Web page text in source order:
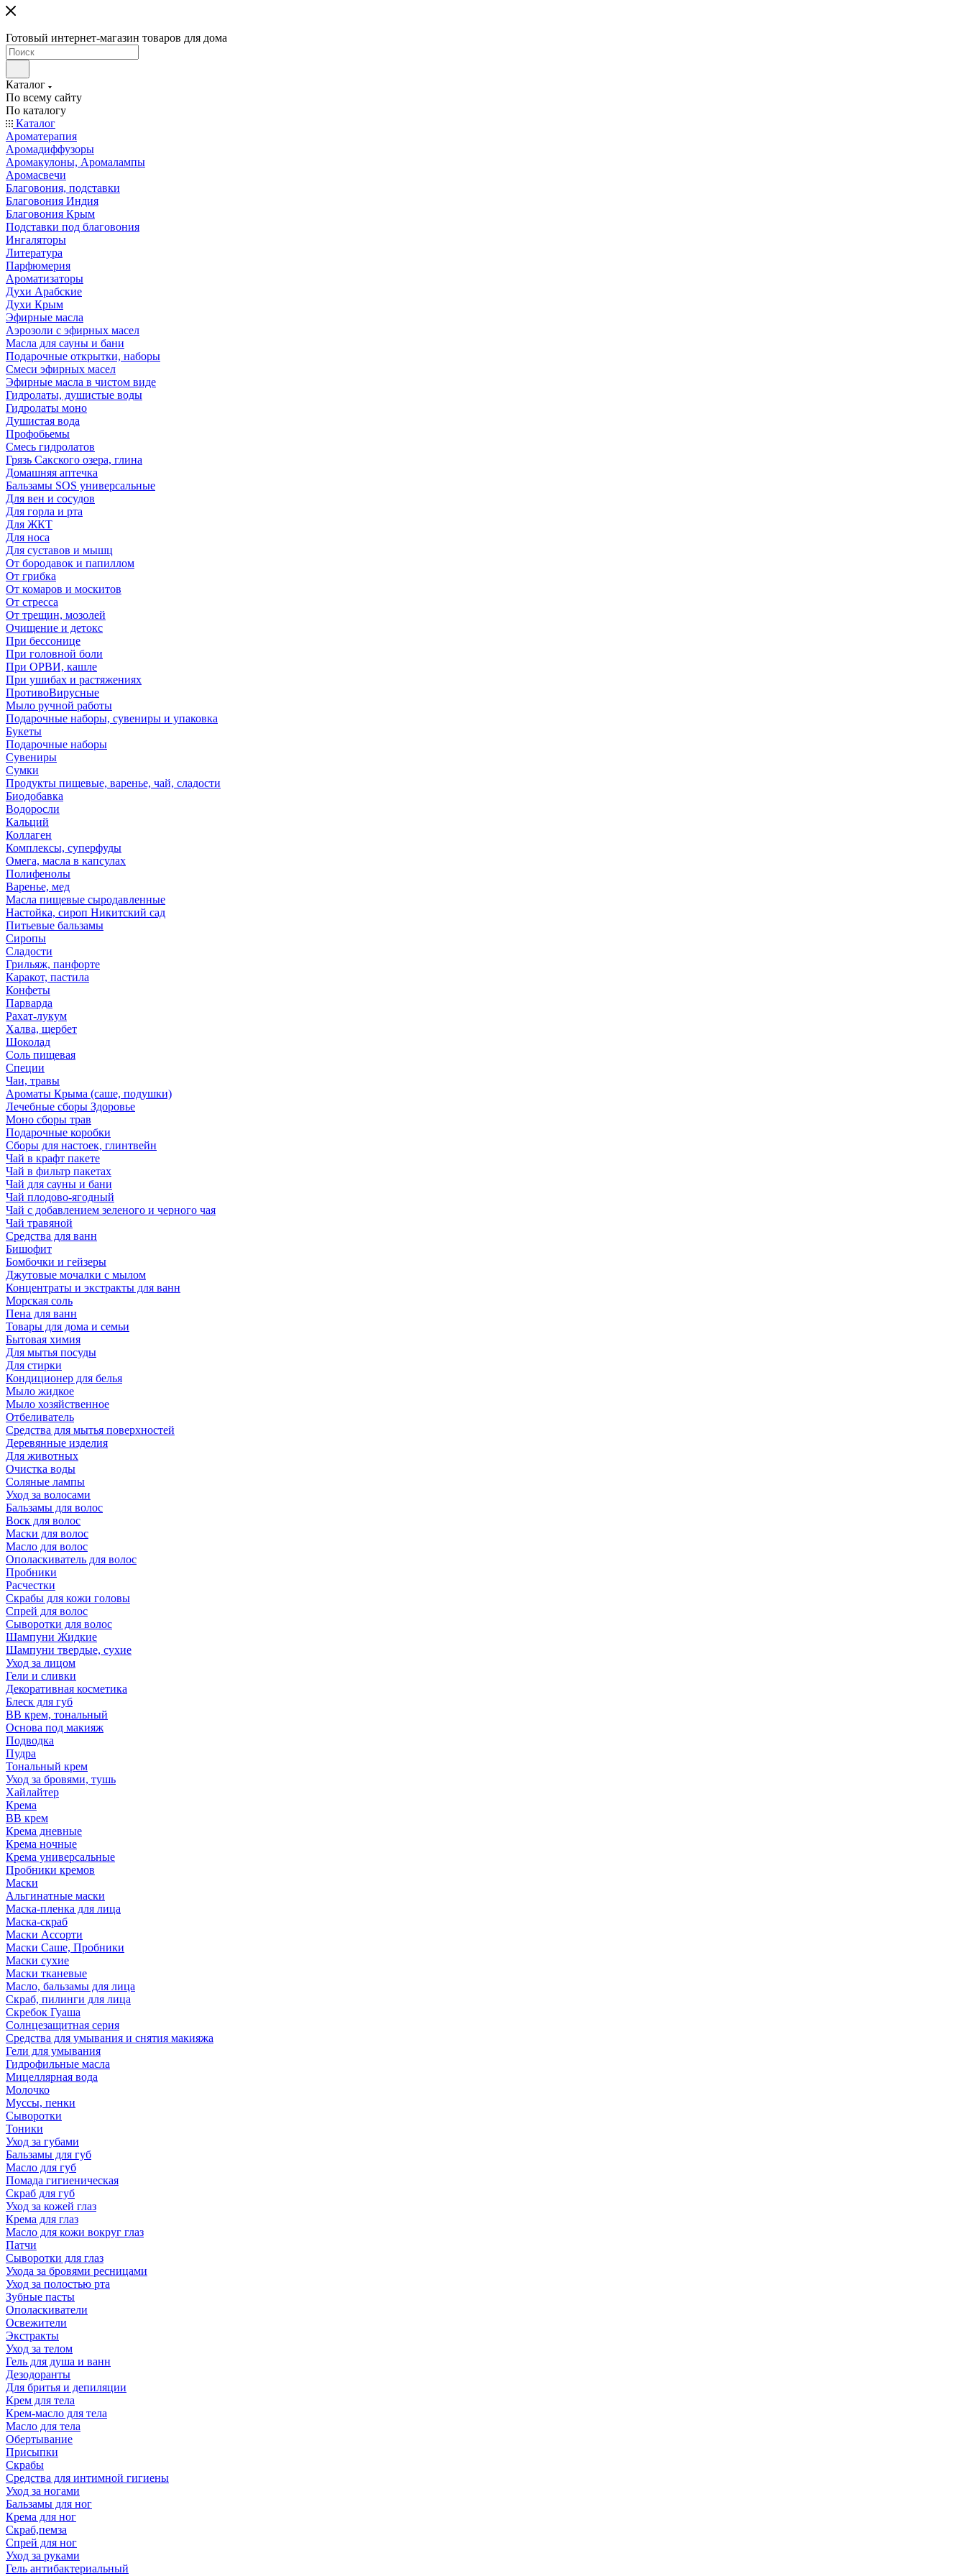
Готовый интернет-магазин товаров для дома
Каталог
По всему сайту
По каталогу
Каталог
Ароматерапия
Аромадиффузоры
Аромакулоны, Аромалампы
Аромасвечи
Благовония, подставки
Благовония Индия
Благовония Крым
Подставки под благовония
Ингаляторы
Литература
Парфюмерия
Ароматизаторы
Духи Арабские
Духи Крым
Эфирные масла
Аэрозоли с эфирных масел
Масла для сауны и бани
Подарочные открытки, наборы
Смеси эфирных масел
Эфирные масла в чистом виде
Гидролаты, душистые воды
Гидролаты моно
Душистая вода
Профобьемы
Смесь гидролатов
Грязь Сакского озера, глина
Домашняя аптечка
Бальзамы SOS универсальные
Для вен и сосудов
Для горла и рта
Для ЖКТ
Для носа
Для суставов и мышц
От бородавок и папиллом
От грибка
От комаров и москитов
От стресса
От трещин, мозолей
Очищение и детокс
При бессонице
При головной боли
При ОРВИ, кашле
При ушибах и растяжениях
ПротивоВирусные
Мыло ручной работы
Подарочные наборы, сувениры и упаковка
Букеты
Подарочные наборы
Сувениры
Сумки
Продукты пищевые, варенье, чай, сладости
Биодобавка
Водоросли
Кальций
Коллаген
Комплексы, суперфуды
Омега, масла в капсулах
Полифенолы
Варенье, мед
Масла пищевые сыродавленные
Настойка, сироп Никитский сад
Питьевые бальзамы
Сиропы
Сладости
Грильяж, панфорте
Каракот, пастила
Конфеты
Парварда
Рахат-лукум
Халва, щербет
Шоколад
Соль пищевая
Специи
Чаи, травы
Ароматы Крыма (саше, подушки)
Лечебные сборы Здоровье
Моно сборы трав
Подарочные коробки
Сборы для настоек, глинтвейн
Чай в крафт пакете
Чай в фильтр пакетах
Чай для сауны и бани
Чай плодово-ягодный
Чай с добавлением зеленого и черного чая
Чай травяной
Средства для ванн
Бишофит
Бомбочки и гейзеры
Джутовые мочалки с мылом
Концентраты и экстракты для ванн
Морская соль
Пена для ванн
Товары для дома и семьи
Бытовая химия
Для мытья посуды
Для стирки
Кондиционер для белья
Мыло жидкое
Мыло хозяйственное
Отбеливатель
Средства для мытья поверхностей
Деревянные изделия
Для животных
Очистка воды
Соляные лампы
Уход за волосами
Бальзамы для волос
Воск для волос
Маски для волос
Масло для волос
Ополаскиватель для волос
Пробники
Расчестки
Скрабы для кожи головы
Спрей для волос
Сыворотки для волос
Шампуни Жидкие
Шампуни твердые, сухие
Уход за лицом
Гели и сливки
Декоративная косметика
Блеск для губ
ВВ крем, тональный
Основа под макияж
Подводка
Пудра
Тональный крем
Уход за бровями, тушь
Хайлайтер
Крема
ВВ крем
Крема дневные
Крема ночные
Крема универсальные
Пробники кремов
Маски
Альгинатные маски
Маска-пленка для лица
Маска-скраб
Маски Ассорти
Маски Саше, Пробники
Маски сухие
Маски тканевые
Масло, бальзамы для лица
Скраб, пилинги для лица
Скребок Гуаша
Солнцезащитная серия
Средства для умывания и снятия макияжа
Гели для умывания
Гидрофильные масла
Мицеллярная вода
Молочко
Муссы, пенки
Сыворотки
Тоники
Уход за губами
Бальзамы для губ
Масло для губ
Помада гигиеническая
Скраб для губ
Уход за кожей глаз
Крема для глаз
Масло для кожи вокруг глаз
Патчи
Сыворотки для глаз
Ухода за бровями ресницами
Уход за полостью рта
Зубные пасты
Ополаскиватели
Освежители
Экстракты
Уход за телом
Гель для душа и ванн
Дезодоранты
Для бритья и депиляции
Крем для тела
Крем-масло для тела
Масло для тела
Обертывание
Присыпки
Скрабы
Средства для интимной гигиены
Уход за ногами
Бальзамы для ног
Крема для ног
Скраб,пемза
Спрей для ног
Уход за руками
Гель антибактериальный